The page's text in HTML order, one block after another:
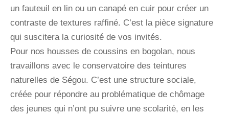
un fauteuil en lin ou un canapé en cuir pour créer un
contraste de textures raffiné. C’est la pièce signature
qui suscitera la curiosité de vos invités.
Pour nos housses de coussins en bogolan, nous
travaillons avec le conservatoire des teintures
naturelles de Ségou. C’est une structure sociale,
créée pour répondre au problématique de chômage
des jeunes qui n’ont pu suivre une scolarité, en les